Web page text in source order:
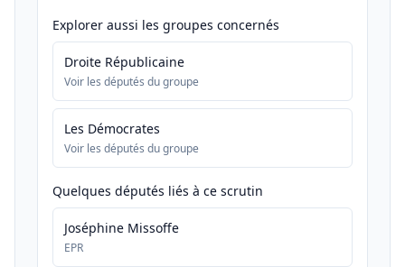
Explorer aussi les groupes concernés
Droite Républicaine
Voir les députés du groupe
Les Démocrates
Voir les députés du groupe
Quelques députés liés à ce scrutin
Joséphine Missoffe
EPR